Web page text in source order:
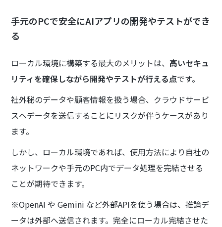
手元のPCで安全にAIアプリの開発やテストができ
る
ローカル環境に構築する最大のメリットは、 高いセキュ
リティを確保しながら開発やテストが行える点です。
社外秘のデータや顧客情報を扱う場合、クラウドサービ
スへデータを送信することにリスクが伴うケースがあり
ます。
しかし、ローカル環境であれば、使用方法により自社の
ネットワークや手元のPC内でデータ処理を完結させる
ことが期待できます。
※OpenAI や Gemini など外部APIを使う場合は、推論デ
ータは外部へ送信されます。完全にローカル完結させた